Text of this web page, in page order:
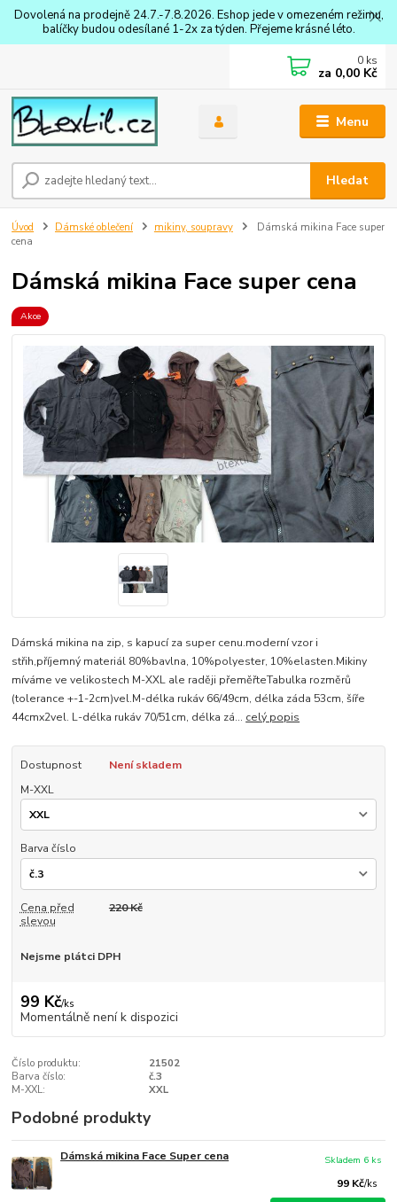
Dovolená na prodejně 24.7.-7.8.2026. Eshop jede v omezeném režimu,
balíčky budou odesílané 1-2x za týden. Přejeme krásné léto.
Menu
Hledat
0 ks
za 0,00 Kč
Úvod Dámské oblečení mikiny, soupravy
Dámská mikina Face super
cena
Dámská mikina Face super cena
Akce
Dámská mikina na zip, s kapucí za super cenu.moderní vzor i
střih,příjemný materiál 80%bavlna, 10%polyester, 10%elasten.Mikiny
míváme ve velikostech M-XXL ale raději přeměřteTabulka rozměrů
(tolerance +-1-2cm)vel.M-délka rukáv 66/49cm, délka záda 53cm, šíře
44cmx2vel. L-délka rukáv 70/51cm, délka zá... celý popis
Dostupnost
Není skladem
M-XXL
Barva číslo
Cena před
slevou
220 Kč
Nejsme plátci DPH
99 Kč/ks
Momentálně není k dispozici
Číslo produktu:
21502
Barva číslo:
č.3
M-XXL:
XXL
Podobné produkty
Dámská mikina Face Super cena
99 Kč/ks
Skladem 6 ks